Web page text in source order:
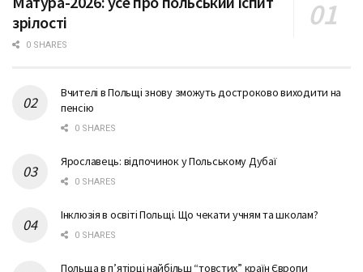
зрілості
0 SHARES
Вчителі в Польщі знову зможуть достроково виходити на
пенсію
0 SHARES
Ярославець: відпочинок у Польському Дубаї
0 SHARES
Інклюзія в освіті Польщі. Що чекати учням та школам?
0 SHARES
Польща в п’ятірці найбільш “товстих” країн Європи